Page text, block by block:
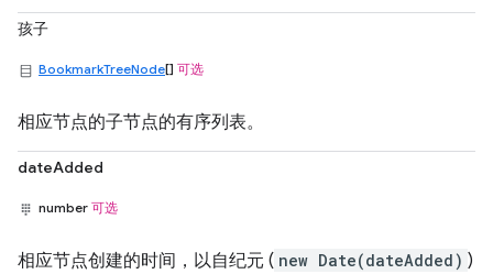
孩子
BookmarkTreeNode[] 可选
相应节点的子节点的有序列表。
dateAdded
number 可选
相应节点创建的时间，以自纪元 ( new Date(dateAdded) )